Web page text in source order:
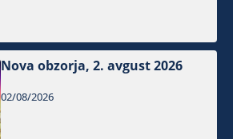
Nova obzorja, 2. avgust 2026
02/08/2026